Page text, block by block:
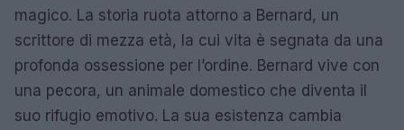
magico. La storia ruota attorno a Bernard, un
scrittore di mezza età, la cui vita è segnata da una
profonda ossessione per l’ordine. Bernard vive con
una pecora, un animale domestico che diventa il
suo rifugio emotivo. La sua esistenza cambia